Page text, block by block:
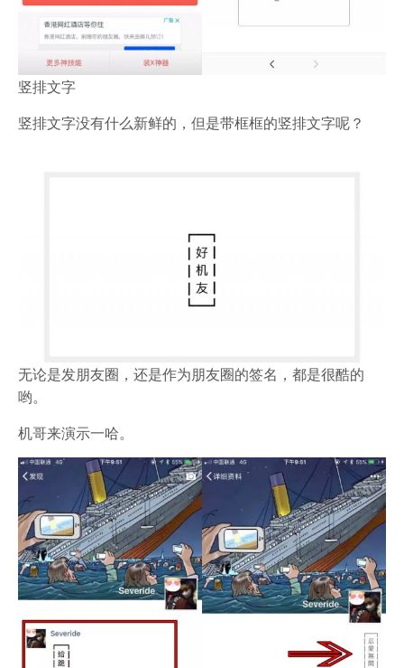
竖排文字
竖排文字没有什么新鲜的，但是带框框的竖排文字呢？
无论是发朋友圈，还是作为朋友圈的签名，都是很酷的
哟。
机哥来演示一哈。